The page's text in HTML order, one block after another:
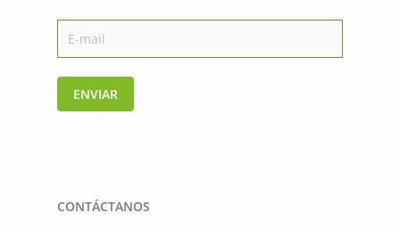
ENVIAR
CONTÁCTANOS